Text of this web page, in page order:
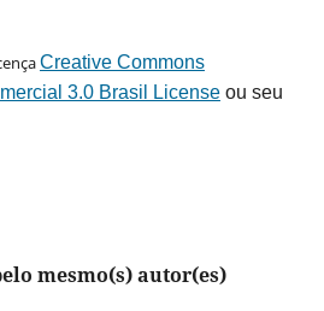
Creative Commons
3.0 Brasil Licenseou seu
mesmo(s) autor(es)